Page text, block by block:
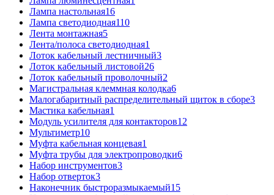
Лампа настольная16
Лампа светодиодная110
Лента монтажная5
Лента/полоса светодиодная1
Лоток кабельный лестничный3
Лоток кабельный листовой26
Лоток кабельный проволочный2
Магистральная клеммная колодка6
Малогабаритный распределительный щиток в сборе3
Мастика кабельная1
Модуль усилителя для контакторов12
Мультиметр10
Муфта кабельная концевая1
Муфта трубы для электропроводки6
Набор инструментов3
Набор отверток3
Наконечник быстроразмыкаемый15